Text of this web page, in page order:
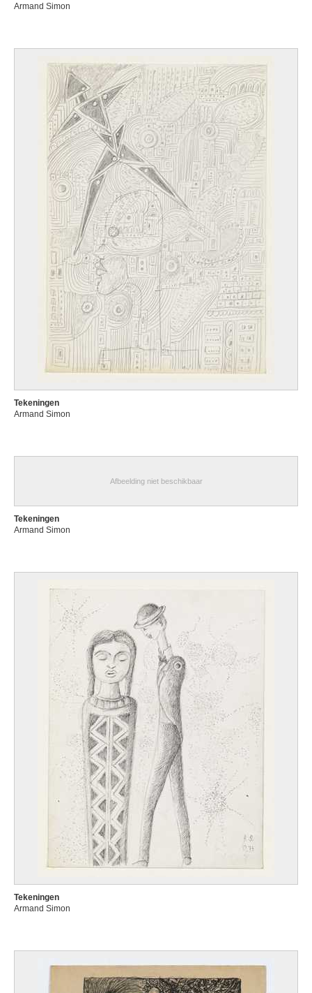
Armand Simon
Tekeningen
Armand Simon
Afbeelding niet beschikbaar
Tekeningen
Armand Simon
Tekeningen
Armand Simon